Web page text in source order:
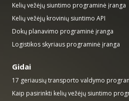
Kelių vežėjų siuntimo programinė įranga
Kelių vežėjų krovinių siuntimo API
Dokų planavimo programinė įranga
Logistikos skyriaus programinė įranga
Gidai
17 geriausių transporto valdymo
Kaip pasirinkti kelių vežėjų siuntimo